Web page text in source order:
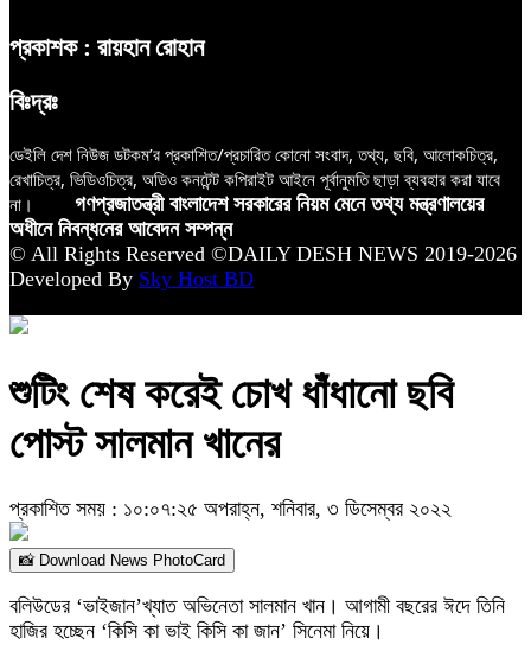
প্রকাশক : রায়হান রোহান
বিঃদ্রঃ
ডেইলি দেশ নিউজ ডটকম’র প্রকাশিত/প্রচারিত কোনো সংবাদ, তথ্য, ছবি, আলোকচিত্র,
রেখাচিত্র, ভিডিওচিত্র, অডিও কনটেন্ট কপিরাইট আইনে পূর্বানুমতি ছাড়া ব্যবহার করা যাবে
না।
গণপ্রজাতন্ত্রী বাংলাদেশ সরকারের নিয়ম মেনে তথ্য মন্ত্রণালয়ের
অধীনে নিবন্ধনের আবেদন সম্পন্ন
© All Rights Reserved ©DAILY DESH NEWS 2019-2026
Developed By Sky Host BD
শুটিং শেষ করেই চোখ ধাঁধানো ছবি
পোস্ট সালমান খানের
প্রকাশিত সময় : ১০:০৭:২৫ অপরাহ্ন, শনিবার, ৩ ডিসেম্বর ২০২২
📸 Download News PhotoCard
বলিউডের ‘ভাইজান’খ্যাত অভিনেতা সালমান খান। আগামী বছরের ঈদে তিনি
হাজির হচ্ছেন ‘কিসি কা ভাই কিসি কা জান’ সিনেমা নিয়ে।